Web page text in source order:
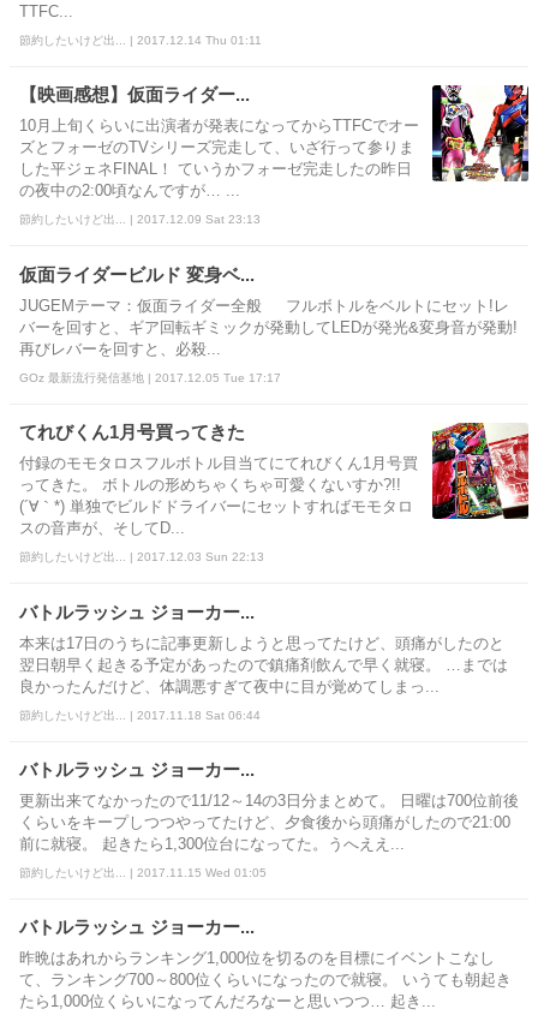
TTFC...
節約したいけど出... | 2017.12.14 Thu 01:11
【映画感想】仮面ライダー...
10月上旬くらいに出演者が発表になってからTTFCでオー
ズとフォーゼのTVシリーズ完走して、いざ行って参りま
した平ジェネFINAL！ ていうかフォーゼ完走したの昨日
の夜中の2:00頃なんですが… ...
節約したいけど出... | 2017.12.09 Sat 23:13
仮面ライダービルド 変身ベ...
JUGEMテーマ：仮面ライダー全般 フルボトルをベルトにセット!レ
バーを回すと、ギア回転ギミックが発動してLEDが発光&変身音が発動!
再びレバーを回すと、必殺...
GOz 最新流行発信基地 | 2017.12.05 Tue 17:17
てれびくん1月号買ってきた
付録のモモタロスフルボトル目当てにてれびくん1月号買
ってきた。 ボトルの形めちゃくちゃ可愛くないすか?!!
(´∀｀*) 単独でビルドドライバーにセットすればモモタロ
スの音声が、そしてD...
節約したいけど出... | 2017.12.03 Sun 22:13
バトルラッシュ ジョーカー...
本来は17日のうちに記事更新しようと思ってたけど、頭痛がしたのと
翌日朝早く起きる予定があったので鎮痛剤飲んで早く就寝。 …までは
良かったんだけど、体調悪すぎて夜中に目が覚めてしまっ...
節約したいけど出... | 2017.11.18 Sat 06:44
バトルラッシュ ジョーカー...
更新出来てなかったので11/12～14の3日分まとめて。 日曜は700位前後
くらいをキープしつつやってたけど、夕食後から頭痛がしたので21:00
前に就寝。 起きたら1,300位台になってた。うへええ...
節約したいけど出... | 2017.11.15 Wed 01:05
バトルラッシュ ジョーカー...
昨晩はあれからランキング1,000位を切るのを目標にイベントこなし
て、ランキング700～800位くらいになったので就寝。 いうても朝起き
たら1,000位くらいになってんだろなーと思いつつ… 起き...